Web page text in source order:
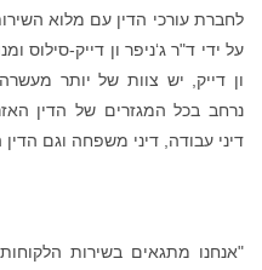
לחברת עורכי הדין עם מלוא
על ידי ד"ר ג‘ניפר ון דייק-סילוס
ון דייק, יש צוות של יותר
נרחב בכל המגזרים של הדין
דיני עבודה, דיני משפחה וגם הדין
"אנחנו מתגאים בשירות